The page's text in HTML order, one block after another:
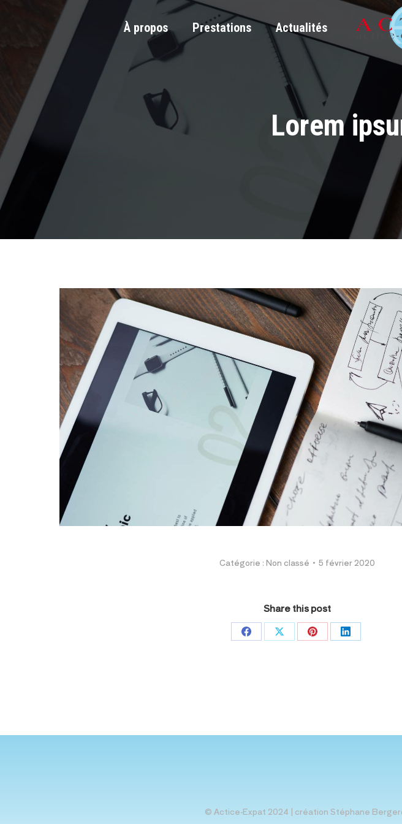
À propos Prestations Actualités
Lorem
Catégorie : Non classé 5 février 2020
Share this post
PartagerPartagerPartagerPartager
© Actice-Expat 2024 | création Stéphane